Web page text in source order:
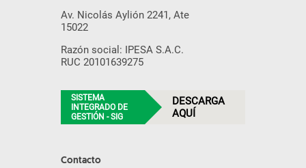
Av. Nicolás Aylión 2241, Ate
15022
Razón social: IPESA S.A.C.
RUC 20101639275
SISTEMA
INTEGRADO DE
GESTIÓN - SIG
DESCARGA
AQUÍ
Contacto